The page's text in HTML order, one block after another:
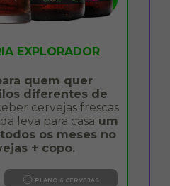
EXPLORADOR
quem quer
diferentes de
cervejas frescas
leva para casa um
os meses no
+ copo.
PLANO 6 CERVEJAS